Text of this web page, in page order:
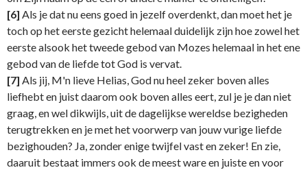
[6] Als je dat nu eens goed in jezelf overdenkt, dan moet het je
toch op het eerste gezicht helemaal duidelijk zijn hoe zowel het
eerste alsook het tweede gebod van Mozes helemaal in het ene
gebod van de liefde tot God is vervat.
[7] Als jij, M'n lieve Helias, God nu heel zeker boven alles
liefhebt en juist daarom ook boven alles eert, zul je je dan niet
graag, en wel dikwijls, uit de dagelijkse wereldse bezigheden
terugtrekken en je met het voorwerp van jouw vurige liefde
bezighouden? Ja, zonder enige twijfel vast en zeker! En zie,
daaruit bestaat immers ook de meest ware en juiste en voor